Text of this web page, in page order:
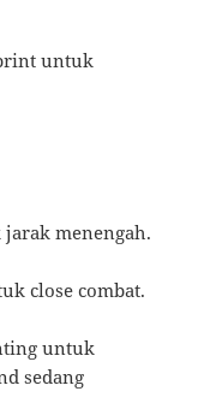
untuk
menengah.
close combat.
untuk
sedang